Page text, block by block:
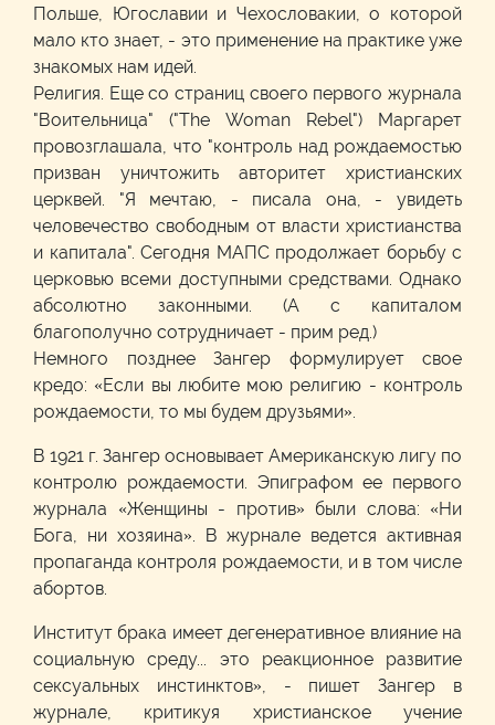
Польше, Югославии и Чехословакии, о которой
мало кто знает, - это применение на практике уже
знакомых нам идей.
Религия. Еще со страниц своего первого журнала
"Воительница" ("The Woman Rebel") Маргарет
провозглашала, что "контроль над рождаемостью
призван уничтожить авторитет христианских
церквей. "Я мечтаю, - писала она, - увидеть
человечество свободным от власти христианства
и капитала". Сегодня МАПС продолжает борьбу с
церковью всеми доступными средствами. Однако
абсолютно законными. (А с капиталом
благополучно сотрудничает - прим ред.)
Немного позднее Зангер формулирует свое
кредо: «Если вы любите мою религию - контроль
рождаемости, то мы будем друзьями».
В 1921 г. Зангер основывает Американскую лигу по
контролю рождаемости. Эпиграфом ее первого
журнала «Женщины - против» были слова: «Ни
Бога, ни хозяина». В журнале ведется активная
пропаганда контроля рождаемости, и в том числе
абортов.
Институт брака имеет дегенеративное влияние на
социальную среду... это реакционное развитие
сексуальных инстинктов», - пишет Зангер в
журнале, критикуя христианское учение